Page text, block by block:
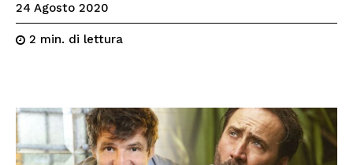
24 Agosto 2020
2 min. di lettura